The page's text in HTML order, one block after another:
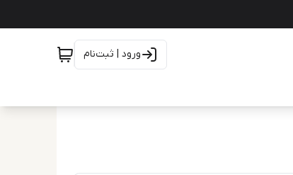
ورود | ثبت‌نام